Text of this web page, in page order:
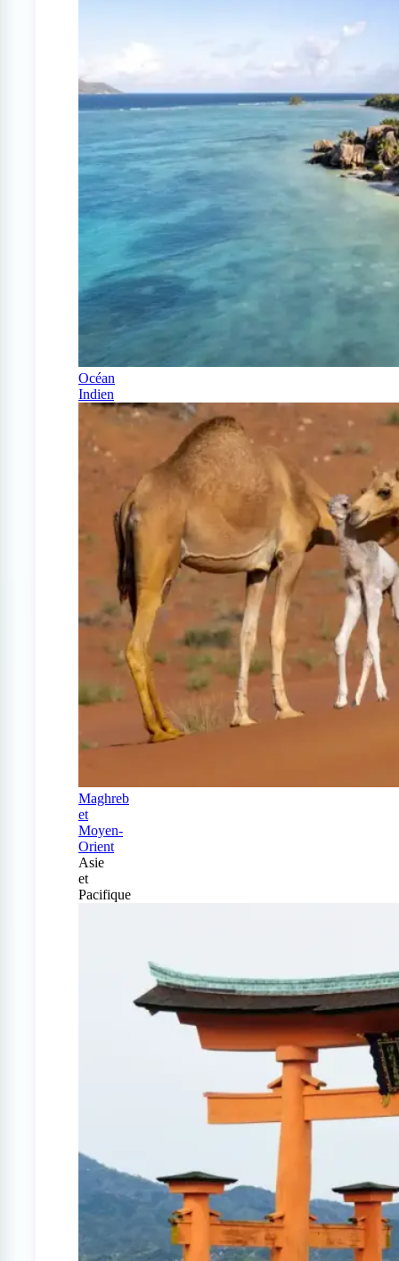
Océan
Indien
Maghreb
et
Moyen-
Orient
Asie
et
Pacifique